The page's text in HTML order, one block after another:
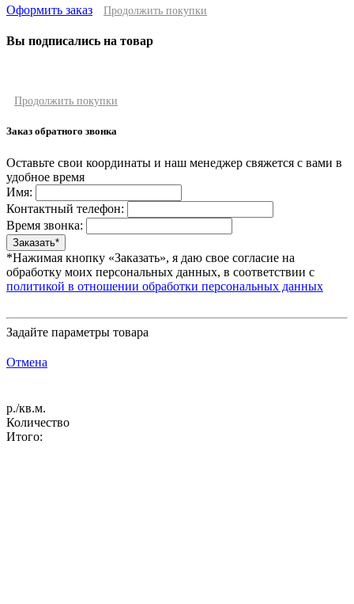
Оформить заказ Продолжить покупки
Вы подписались на товар
Продолжить покупки
Заказ обратного звонка
Оставьте свои координаты и наш менеджер свяжется с вами в
удобное время
Имя:
Контактный телефон:
Время звонка:
*Нажимая кнопку «Заказать», я даю свое согласие на
обработку моих персональных данных, в соответствии с
политикой в отношении обработки персональных данных
Задайте параметры товара
Отмена
р./кв.м.
Количество
Итого: